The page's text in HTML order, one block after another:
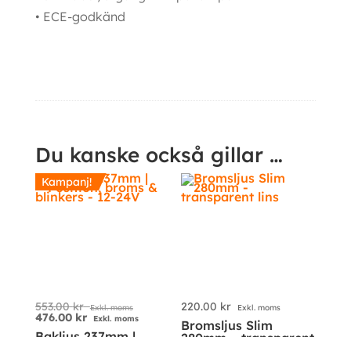
• ECE-godkänd
Du kanske också gillar …
Kampanj!
553.00kr Exkl. moms
476.00 kr Exkl. moms
220.00 kr Exkl. moms
Bromsljus Slim